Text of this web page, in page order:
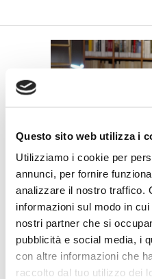
Questo sito web utilizza i
Utilizziamo i cookie per
annunci, per fornire
analizzare il nostro traffico.
informazioni sul modo in
nostri partner che si
pubblicità e social media, i
con altre informazioni che
raccolto dal tuo utilizzo dei
BANCAFORTE TV
Molinari: “ABI
trasformare
opportunità”
di Flavio Padovan,
in cui il mondo cambia più